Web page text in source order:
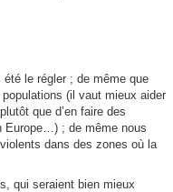
le régler ; de même que
(il vaut mieux aider
que d’en faire des
Europe…) ; de même nous
dans des zones où la
seraient bien mieux